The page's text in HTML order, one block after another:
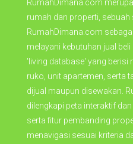
RumahDimana.com
rumah dan properti, sebuah
RumahDimana.com
melayani kebutuhan jual
'living database' yang berisi
ruko, unit apartemen, serta
dijual maupun disewakan.
dilengkapi peta interaktif
serta fitur pembanding
menavigasi sesuai kriteria